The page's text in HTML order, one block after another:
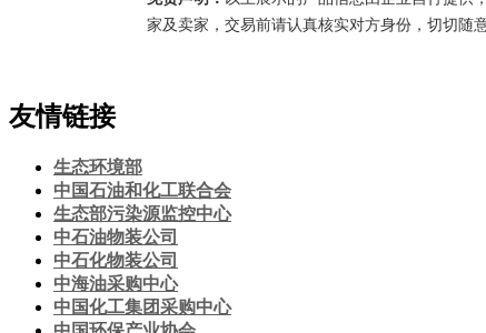
家及卖家，交易前请认真核实对方身份，切切随
友情链接
生态环境部
中国石油和化工联合会
生态部污染源监控中心
中石油物装公司
中石化物装公司
中海油采购中心
中国化工集团采购中心